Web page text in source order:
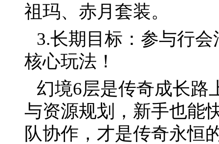
祖玛、赤月套装。
3.长期目标：参与行
核心玩法！
幻境6层是传奇成长路
与资源规划，新手也能
队协作，才是传奇永恒